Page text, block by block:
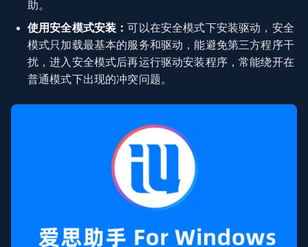
助。
使用安全模式安装：可以在安全模式下安装驱动，安全
模式只加载最基本的服务和驱动，能避免第三方程序干
扰，进入安全模式后再运行驱动安装程序，常能绕开在
普通模式下出现的冲突问题。